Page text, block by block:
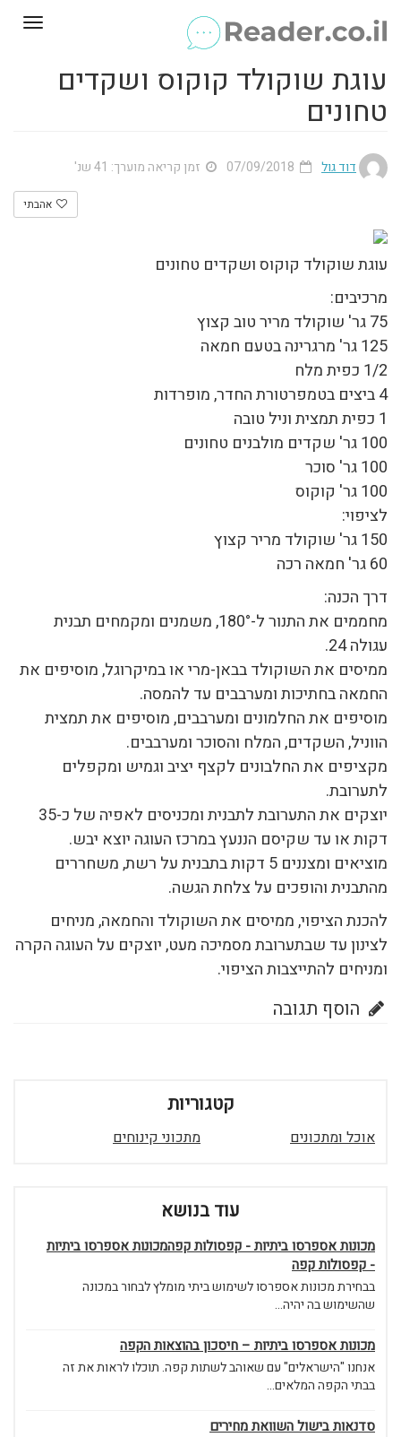
עוגת שוקולד קוקוס ושקדים
טחונים
דוד גול זמן קריאה מוערך: 41 שנ'
אהבתי
עוגת שוקולד קוקוס ושקדים טחונים
מרכיבים:
75 גר' שוקולד מריר טוב קצוץ
125 גר' מרגרינה בטעם חמאה
1/2 כפית מלח
4 ביצים בטמפרטורת החדר, מופרדות
1 כפית תמצית וניל טובה
100 גר' שקדים מולבנים טחונים
100 גר' סוכר
100 גר' קוקוס
לציפוי:
150 גר' שוקולד מריר קצוץ
60 גר' חמאה רכה
דרך הכנה:
מחממים את התנור ל-180°, משמנים ומקמחים תבנית
עגולה 24.
ממיסים את השוקולד בבאן-מרי או במיקרוגל, מוסיפים את
החמאה בחתיכות ומערבבים עד להמסה.
מוסיפים את החלמונים ומערבבים, מוסיפים את תמצית
הווניל, השקדים, המלח והסוכר ומערבבים.
מקציפים את החלבונים לקצף יציב וגמיש ומקפלים
לתערובת.
יוצקים את התערובת לתבנית ומכניסים לאפיה של כ-35
דקות או עד שקיסם הננעץ במרכז העוגה יוצא יבש.
מוציאים ומצננים 5 דקות בתבנית על רשת, משחררים
מהתבנית והופכים על צלחת הגשה.
להכנת הציפוי, ממיסים את השוקולד והחמאה, מניחים
לצינון עד שבתערובת מסמיכה מעט, יוצקים על העוגה הקרה
ומניחים להתייצבות הציפוי.
הוסף תגובה
קטגוריות
אוכל ומתכונים מתכוני קינוחים
עוד בנושא
מכונות אספרסו ביתיות - קפסולות קפהמכונות אספרסו ביתיות
- קפסולות קפה
בבחירת מכונות אספרסו לשימוש ביתי מומלץ לבחור במכונה
שהשימוש בה יהיה...
מכונות אספרסו ביתיות – חיסכון בהוצאות הקפה
אנחנו "הישראלים" עם שאוהב לשתות קפה. תוכלו לראות את זה
בבתי הקפה המלאים...
סדנאות בישול השוואת מחירים